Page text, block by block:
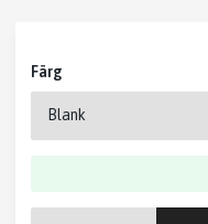
Färg